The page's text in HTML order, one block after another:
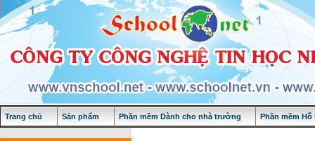
Trang chủ Sản phẩm Phần mềm Dành cho nhà trường Phần mềm